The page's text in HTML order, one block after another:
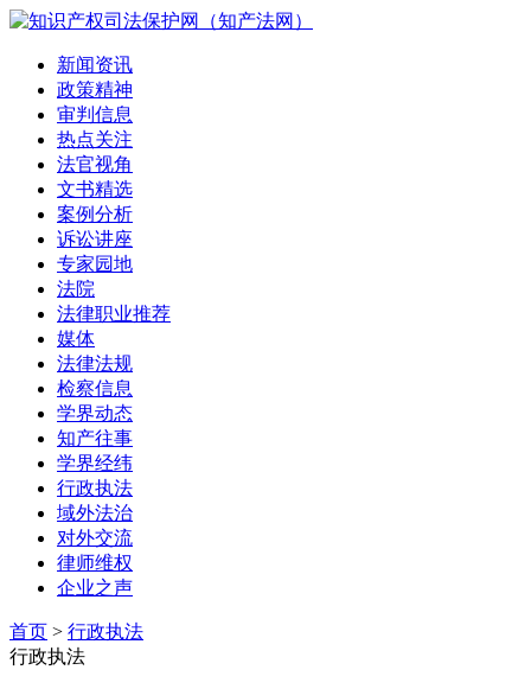
新闻资讯
政策精神
审判信息
热点关注
法官视角
文书精选
案例分析
诉讼讲座
专家园地
法院
法律职业推荐
媒体
法律法规
检察信息
学界动态
知产往事
学界经纬
行政执法
域外法治
对外交流
律师维权
企业之声
首页 > 行政执法
行政执法